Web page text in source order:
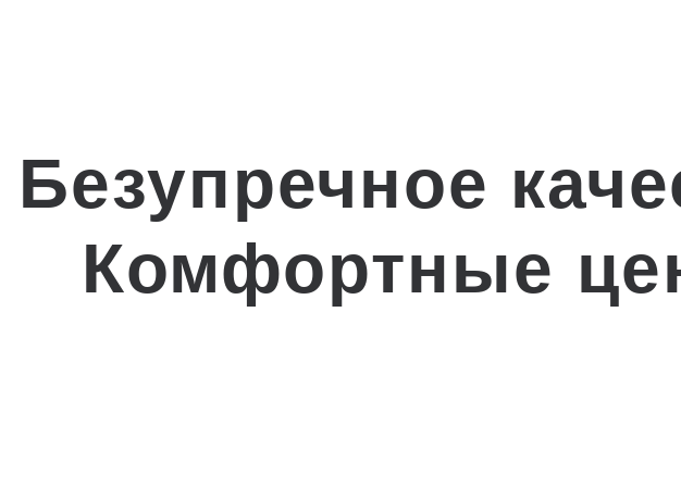
Безупречное
Комфортные